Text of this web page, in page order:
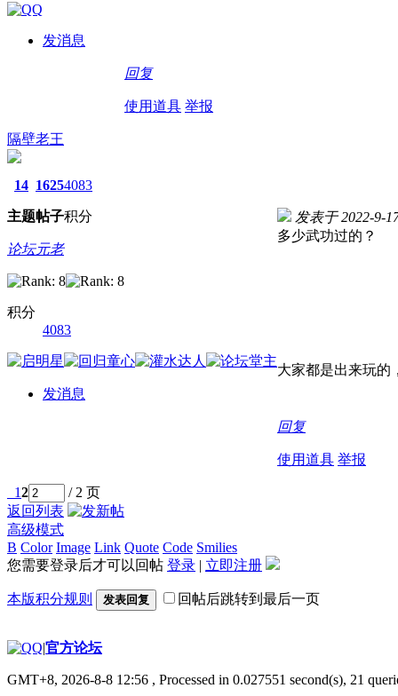
发消息
回复
使用道具 举报
隔壁老王
14
主题
1625
帖子
4083
积分
论坛元老
积分
4083
发消息
发表于 2022-9-
多少武功过的？
大家都是出来玩的
回复
使用道具 举报
12
/ 2 页
返回列表
高级模式
B Color Image Link Quote Code Smilies
您需要登录后才可以回帖 登录 | 立即注册
本版积分规则 发表回复 回帖后跳转到最后一页
|官方论坛
GMT+8, 2026-8-8 12:56 , Processed in 0.027551 second(s), 21